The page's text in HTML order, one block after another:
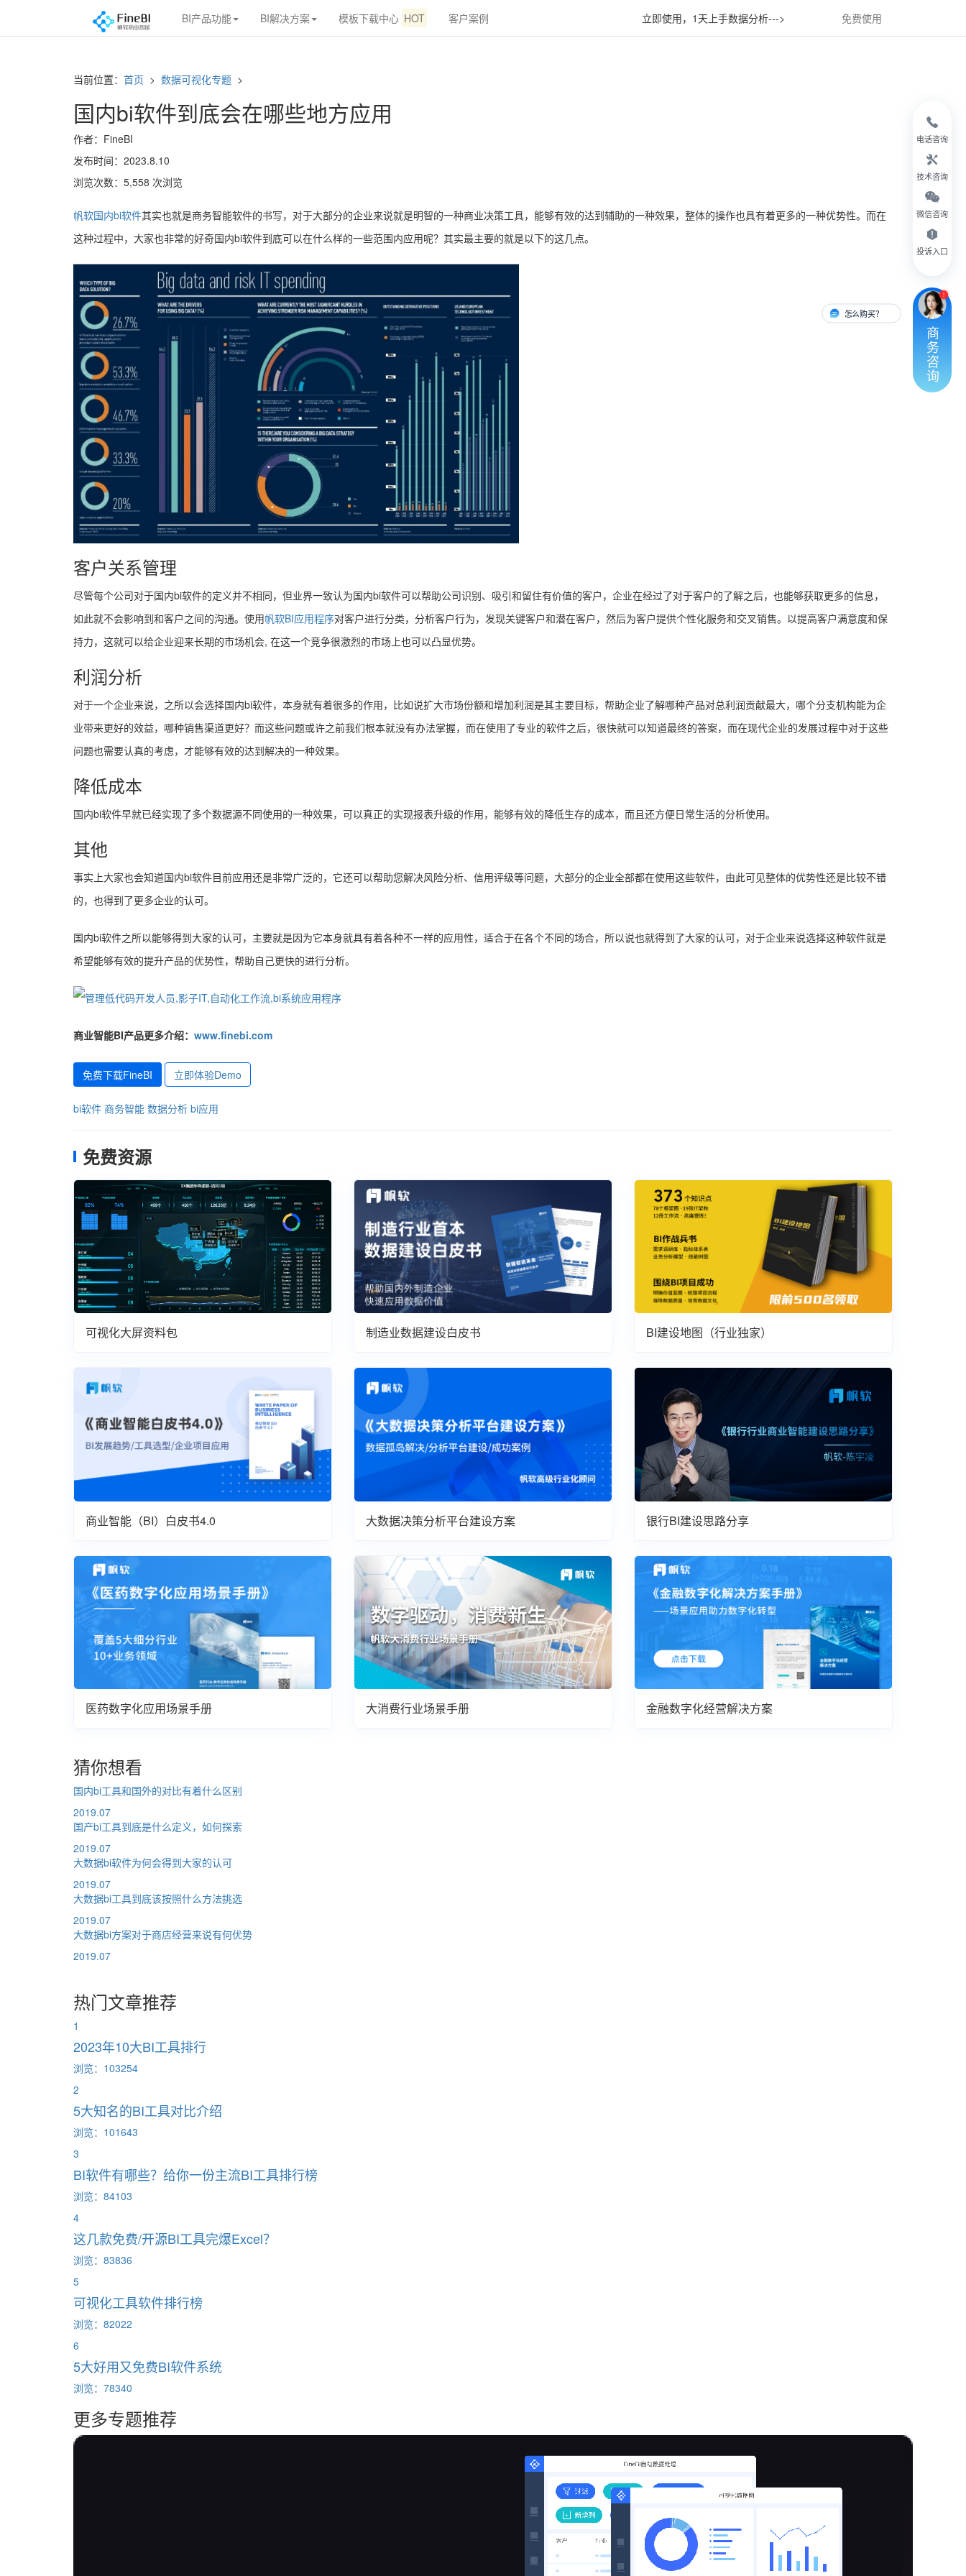
BI产品功能 BI解决方案 模板下载中心 HOT 客户案例 立即使用，1天上手数据分析---> 免费使用
当前位置： 首页 > 数据可视化专题 >
国内bi软件到底会在哪些地方应用
作者：FineBI
发布时间：2023.8.10
浏览次数：5,558 次浏览
帆软国内bi软件其实也就是商务智能软件的书写，对于大部分的企业来说就是明智的一种商业决策工具，能够有效的达到辅助的一种效果，整体的操作也具有着更多的一种优势性。而在
这种过程中，大家也非常的好奇国内bi软件到底可以在什么样的一些范围内应用呢？其实最主要的就是以下的这几点。
客户关系管理
尽管每个公司对于国内bi软件的定义并不相同，但业界一致认为国内bi软件可以帮助公司识别、吸引和留住有价值的客户，企业在经过了对于客户的了解之后，也能够获取更多的信息，
如此就不会影响到和客户之间的沟通。使用帆软BI应用程序对客户进行分类，分析客户行为，发现关键客户和潜在客户，然后为客户提供个性化服务和交叉销售。以提高客户满意度和保
持力，这就可以给企业迎来长期的市场机会, 在这一个竞争很激烈的市场上也可以凸显优势。
利润分析
对于一个企业来说，之所以会选择国内bi软件，本身就有着很多的作用，比如说扩大市场份额和增加利润是其主要目标，帮助企业了解哪种产品对总利润贡献最大，哪个分支机构能为企
业带来更好的效益，哪种销售渠道更好？而这些问题或许之前我们根本就没有办法掌握，而在使用了专业的软件之后，很快就可以知道最终的答案，而在现代企业的发展过程中对于这些
问题也需要认真的考虑，才能够有效的达到解决的一种效果。
降低成本
国内bi软件早就已经实现了多个数据源不同使用的一种效果，可以真正的实现报表升级的作用，能够有效的降低生存的成本，而且还方便日常生活的分析使用。
其他
事实上大家也会知道国内bi软件目前应用还是非常广泛的，它还可以帮助您解决风险分析、信用评级等问题，大部分的企业全部都在使用这些软件，由此可见整体的优势性还是比较不错
的，也得到了更多企业的认可。
国内bi软件之所以能够得到大家的认可，主要就是因为它本身就具有着各种不一样的应用性，适合于在各个不同的场合，所以说也就得到了大家的认可，对于企业来说选择这种软件就是
希望能够有效的提升产品的优势性，帮助自己更快的进行分析。
商业智能BI产品更多介绍： www.finebi.com
免费下载FineBI 立即体验Demo
bi软件 商务智能 数据分析 bi应用
免费资源
可视化大屏资料包 制造业数据建设白皮书 BI建设地图（行业独家）
商业智能（BI）白皮书4.0 大数据决策分析平台建设方案 银行BI建设思路分享
医药数字化应用场景手册 大消费行业场景手册 金融数字化经营解决方案
猜你想看
国内bi工具和国外的对比有着什么区别
2019.07
国产bi工具到底是什么定义，如何探索
2019.07
大数据bi软件为何会得到大家的认可
2019.07
大数据bi工具到底该按照什么方法挑选
2019.07
大数据bi方案对于商店经营来说有何优势
2019.07
热门文章推荐
1
2023年10大BI工具排行
浏览：103254
2
5大知名的BI工具对比介绍
浏览：101643
3
BI软件有哪些？给你一份主流BI工具排行榜
浏览：84103
4
这几款免费/开源BI工具完爆Excel？
浏览：83836
5
可视化工具软件排行榜
浏览：82022
6
5大好用又免费BI软件系统
浏览：78340
更多专题推荐
电话咨询
技术咨询
微信咨询
投诉入口
怎么购买？ 有人对接
商
务
咨
询